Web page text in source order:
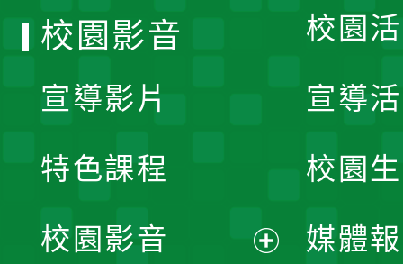
校園
宣導
校園
媒體
校園影音
宣導影片
特色課程
校園影音